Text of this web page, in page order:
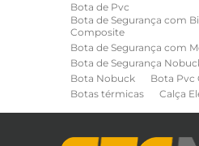
Bota de Pvc
Bota de Segurança com
Composite
Bota de Segurança com
Bota de Segurança
Bota Nobuck
Bota Pvc
Botas térmicas
Calça
Capa de Chuva